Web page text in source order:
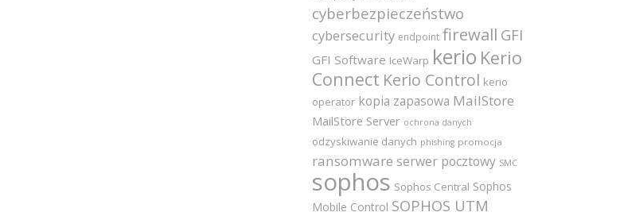
cyberbezpieczeństwo
cybersecurity endpoint firewall GFI
GFI Software IceWarp kerio Kerio
Connect Kerio Control kerio
operator kopia zapasowa MailStore
MailStore Server ochrona danych
odzyskiwanie danych phishing promocja
ransomware serwer pocztowy SMC
sophos Sophos Central Sophos
Mobile Control SOPHOS UTM